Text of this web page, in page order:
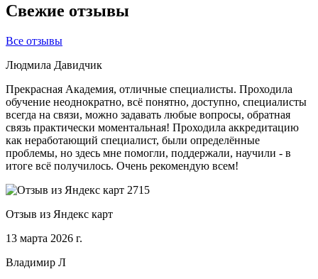
Свежие отзывы
Все отзывы
Людмила Давидчик
Прекрасная Академия, отличные специалисты. Проходила
обучение неоднократно, всё понятно, доступно, специалисты
всегда на связи, можно задавать любые вопросы, обратная
связь практически моментальная! Проходила аккредитацию
как неработающий специалист, были определённые
проблемы, но здесь мне помогли, поддержали, научили - в
итоге всё получилось. Очень рекомендую всем!
Отзыв из Яндекс карт
13 марта 2026 г.
Владимир Л